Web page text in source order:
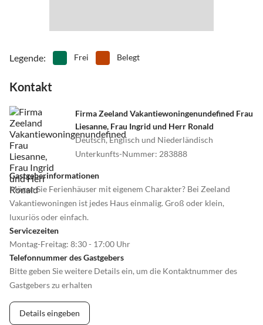
Legende: Frei Belegt
Kontakt
Firma Zeeland Vakantiewoningenundefined Frau
Liesanne, Frau Ingrid und Herr Ronald
Deutsch, Englisch und Niederländisch
Unterkunfts-Nummer: 283888
Gastgeberinformationen
Mögen Sie Ferienhäuser mit eigenem Charakter? Bei Zeeland
Vakantiewoningen ist jedes Haus einmalig. Groß oder klein,
luxuriös oder einfach.
Servicezeiten
Montag-Freitag: 8:30 - 17:00 Uhr
Telefonnummer des Gastgebers
Bitte geben Sie weitere Details ein, um die Kontaktnummer des
Gastgebers zu erhalten
Details eingeben